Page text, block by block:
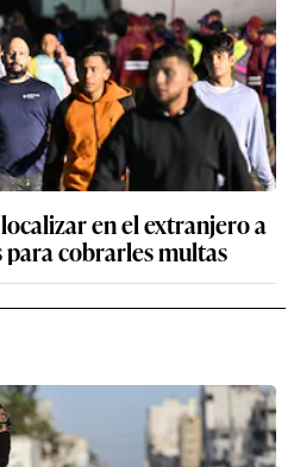
en el extranjero a
cobrarles multas